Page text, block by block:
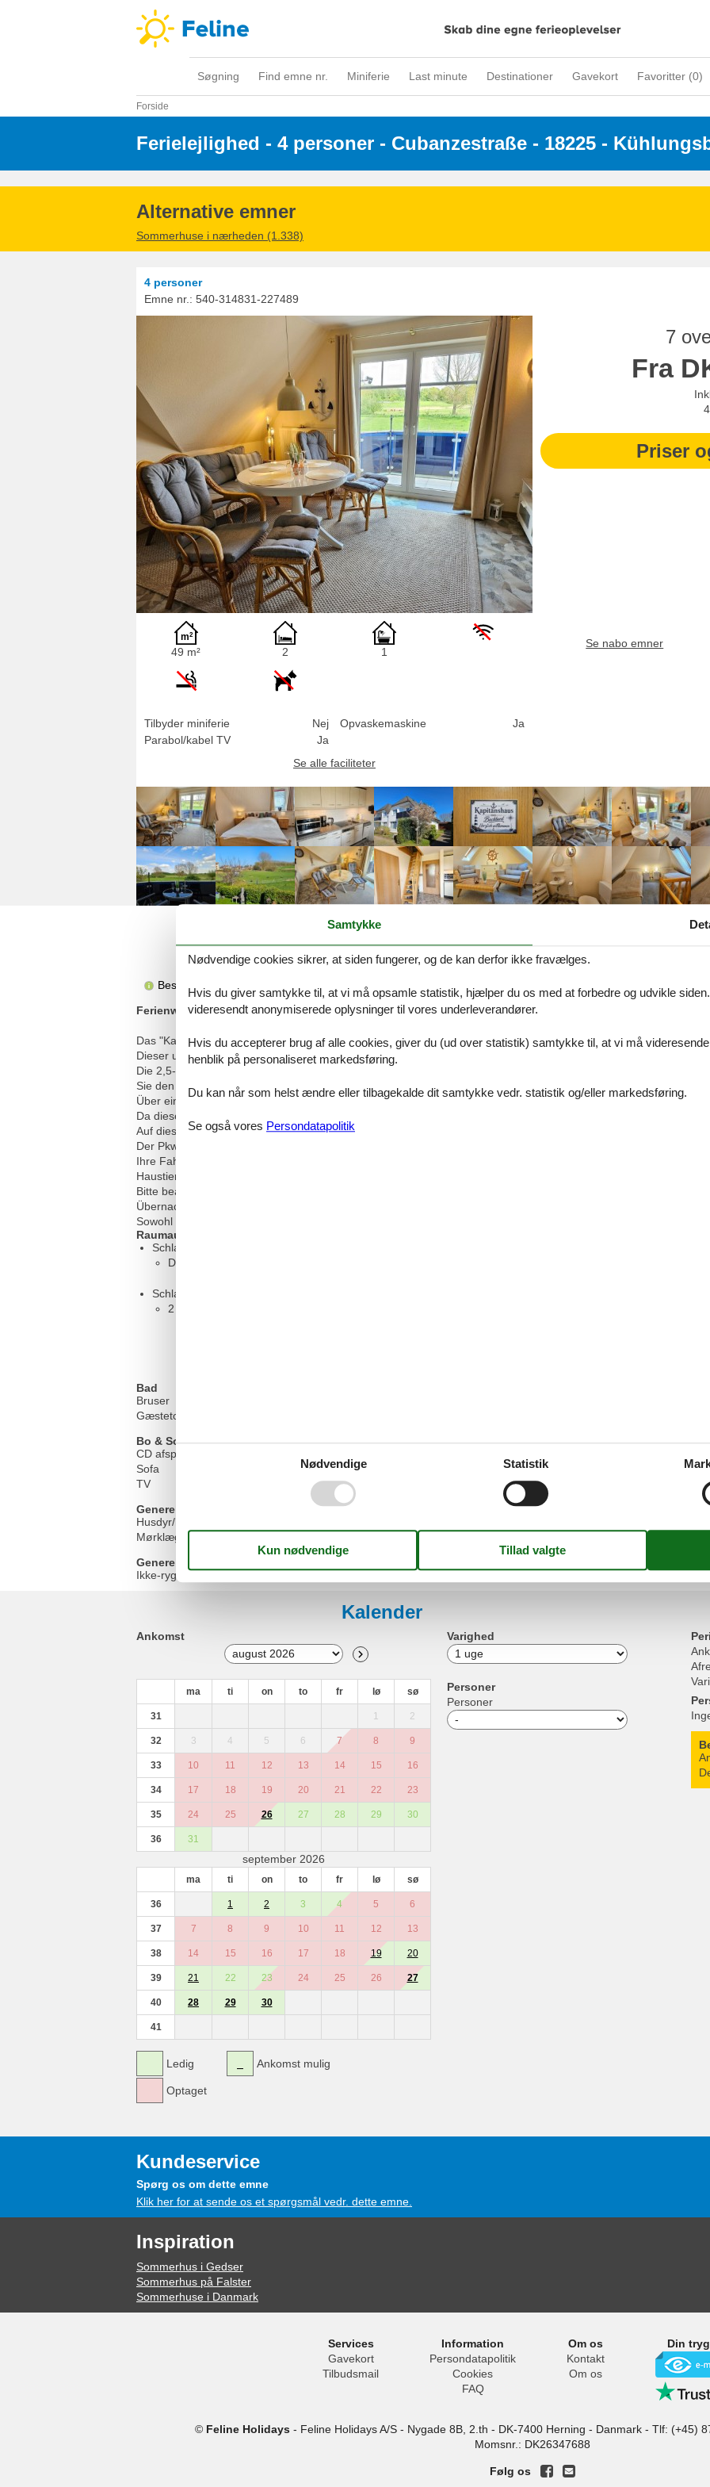
Søgning Find emne nr. Miniferie Last minute Destinationer Gavekort Favoritter (0)
Forside
Ferielejlighed - 4 personer - Cubanzestraße - 18225 -
Alternative emner
Sommerhuse i nærheden (1.338)
4 personer
Emne nr.: 540-314831-227489
7
Fra
4
Priser
49 m² 2 1
Tilbyder miniferie
Nej
Parabol/kabel TV
Ja
Opvaskemaskine Ja
Se alle faciliteter
Se nabo emner
Beskrivelsen foreligger desværre ikke på Dansk. Se teksten på Tysk nedenfor, eller se den maskinoversatte
Ferienwohnung/App. für 4 Gäste mit 49m² in Kühlungsborn (314831) (> 20. Stock)
Das "Kapitänshaus" wurde 1995 neu in der Cubanzestraße gebaut, nur wenige Schritte vom Yachthafen entfernt.
Dieser und der Ostseestrand sind ca. 5 Gehminuten entfernt.
Die 2,5-Zimmer-Wohnung liegt im 1. Obergeschoss. Auf dieser Ebene befinden sich die Wohnküche, das
Sie den Abend ausklingen lassen.
Über eine Wechselstufentreppe erreichen Sie aus dem Essbereich den Spitzboden, der zum Schlafraum
Da diese Art der Treppe ein wenig Übung benötigt, empfehlen wir deshalb diese Wohnung ab 8 Jahren.
Auf dieser Ebene befindet sich ein Gäste-WC.
Der Pkw-Außenstellplatz befindet sich unmittelbar am Haus.
Ihre Fahrräder können im Abstellraum am Gebäude untergestellt werden.
Haustiere sind in diesem Objekt nicht gestattet und es handelt sich um eine Nichtraucherunterkunft.
Bitte beachten Sie, dass es in der Hauptsaison erforderlich ist lückenlos zu buchen oder zwischen den
Übernachtungen frei zu lassen.
Sowohl die Verbrauchskosten als auch die Pkw-Stellplätze sind bereits im Übernachtungspreis enthalten.
Raumaufteilung
Schlafzimmer
Doppelbett - Size: 151-180 cm
Schlafzimmer
2 x Einzelbett - Size: 90-130 cm
Bad
Bruser
Gæstetoilet
Bo & Sove
CD afspiller
Sofa
TV
Generel
Husdyr/hund forbudt
Mørklægningsmuligheder
Generelt udstyr
Ikke-rygere
Vandvarmer
Panoramaudsigt
Stue/
Kalender
Ankomst
ma ti on to fr lø sø
31 1 2
32 3 4 5 6 7 8 9
33 10 11 12 13 14 15 16
34 17 18 19 20 21 22 23
35 24 25 26 27 28 29 30
36 31
september 2026
ma ti on to fr lø sø
36 1 2 3 4 5 6
37 7 8 9 10 11 12 13
38 14 15 16 17 18 19 20
39 21 22 23 24 25 26 27
40 28 29 30
41
Ledig
Optaget
Ankomst mulig
Varighed
Personer
Personer
Kundeservice
Spørg os om dette emne
Klik her for at sende os et spørgsmål vedr. dette emne.
Inspiration
Sommerhus i Gedser
Sommerhus på Falster
Sommerhuse i Danmark
Services
Gavekort
Tilbudsmail
Information
Persondatapolitik
Cookies
FAQ
Om os
Kontakt
Om os
Din
© Feline Holidays- Feline Holidays A/S- Nygade 8B, 2.th - DK-7400 Herning - Danmark - Tlf: (+45)
Momsnr.: DK26347688
Følg os
Samtykke
Nødvendige cookies sikrer, at siden fungerer, og de kan derfor ikke fravælges.
Hvis du giver samtykke til, at vi må opsamle statistik, hjælper du os med at forbedre og udvikle
videresendt anonymiserede oplysninger til vores underleverandører.
Hvis du accepterer brug af alle cookies, giver du (ud over statistik) samtykke til, at vi må
henblik på personaliseret markedsføring.
Du kan når som helst ændre eller tilbagekalde dit samtykke vedr. statistik og/eller markedsføring.
Se også vores Persondatapolitik
Nødvendige Statistik